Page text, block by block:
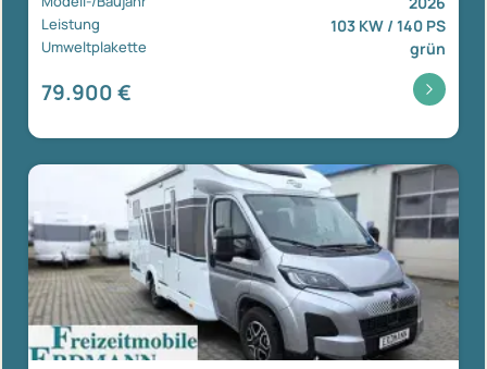
Leistung 103 KW / 140 PS
Umweltplakette grün
79.900 €